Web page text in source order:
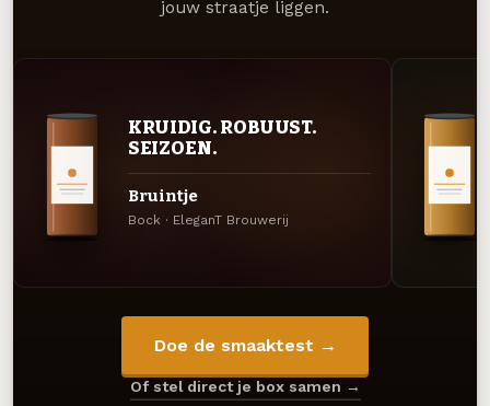
jouw straatje liggen.
KRUIDIG. ROBUUST.
SEIZOEN.
Bruintje
Bock · EleganT Brouwerij
Doe de smaaktest →
Of stel direct je box samen →